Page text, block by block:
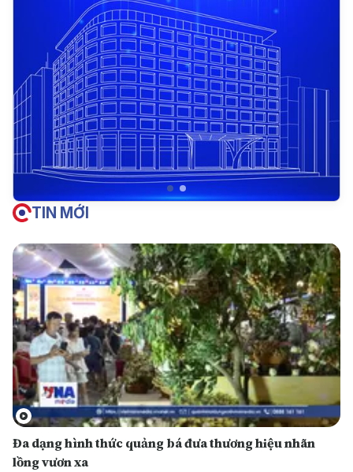
TIN MỚI
Đa dạng hình thức quảng bá đưa thương hiệu nhãn
lồng vươn xa